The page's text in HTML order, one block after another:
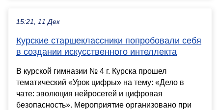
15:21, 11 Дек
Курские старшеклассники попробовали себя
в создании искусственного интеллекта
В курской гимназии № 4 г. Курска прошел
тематический «Урок цифры» на тему: «Дело в
чате: эволюция нейросетей и цифровая
безопасность». Мероприятие организовано при